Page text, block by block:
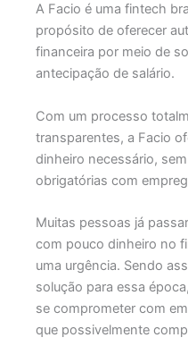
A Facio é uma fintech
propósito de oferecer
financeira por meio de
antecipação de salário.
Com um processo
transparentes, a Facio
dinheiro necessário,
obrigatórias com
Muitas pessoas já
com pouco dinheiro no
uma urgência. Sendo
solução para essa
se comprometer com
que possivelmente